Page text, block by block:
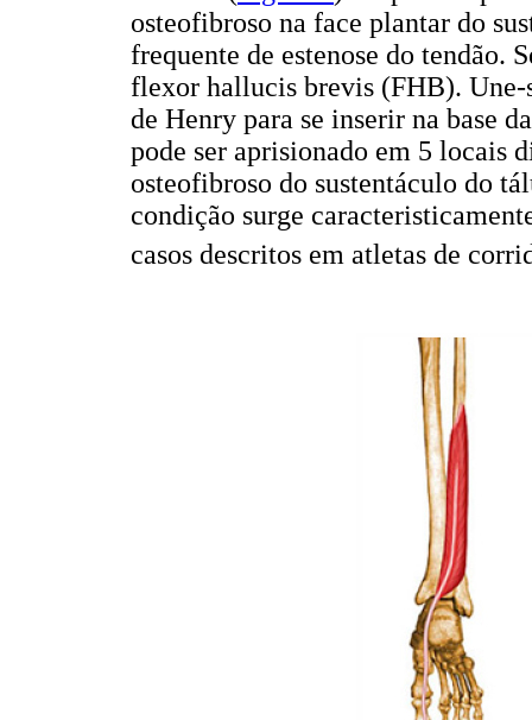
osteofibroso na face plantar do
frequente de estenose do tendão.
flexor hallucis brevis (FHB).
de Henry para se inserir na base
pode ser aprisionado em 5 locais
osteofibroso do sustentáculo do
condição surge
casos descritos em atletas de